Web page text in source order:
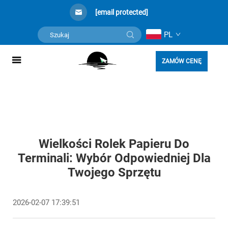
[email protected]
PL
ZAMÓW CENĘ
Wielkości Rolek Papieru Do
Terminali: Wybór Odpowiedniej Dla
Twojego Sprzętu
2026-02-07 17:39:51